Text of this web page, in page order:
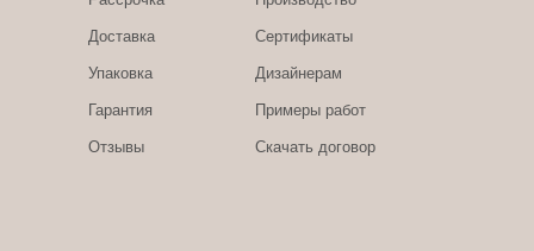
Примеры работ
Сертификаты
Дизайнерам
Скачать договор
Упаковка
Гарантия
Отзывы
Доставка